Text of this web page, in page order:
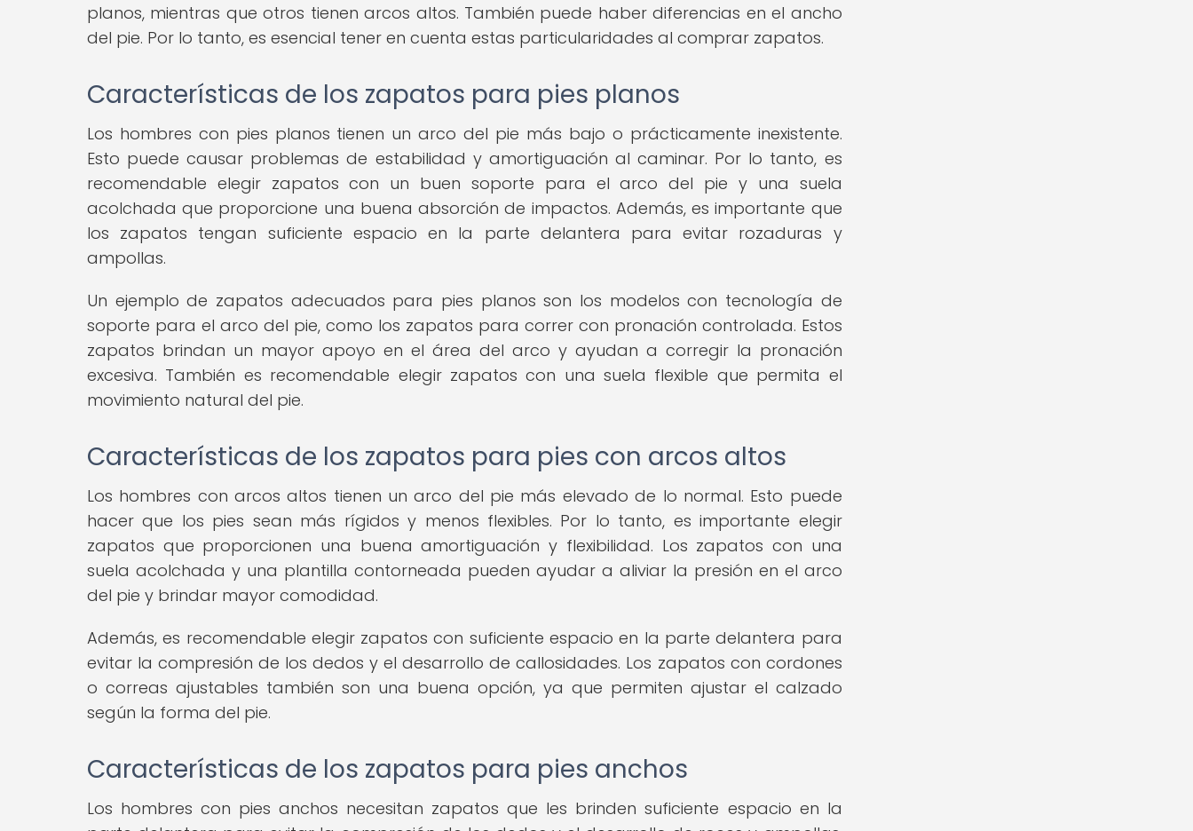
planos, mientras que otros tienen arcos altos. También puede haber diferencias en el ancho
del pie. Por lo tanto, es esencial tener en cuenta estas particularidades al comprar zapatos.
Características de los zapatos para pies planos
Los hombres con pies planos tienen un arco del pie más bajo o prácticamente inexistente.
Esto puede causar problemas de estabilidad y amortiguación al caminar. Por lo tanto, es
recomendable elegir zapatos con un buen soporte para el arco del pie y una suela
acolchada que proporcione una buena absorción de impactos. Además, es importante que
los zapatos tengan suficiente espacio en la parte delantera para evitar rozaduras y
ampollas.
Un ejemplo de zapatos adecuados para pies planos son los modelos con tecnología de
soporte para el arco del pie, como los zapatos para correr con pronación controlada. Estos
zapatos brindan un mayor apoyo en el área del arco y ayudan a corregir la pronación
excesiva. También es recomendable elegir zapatos con una suela flexible que permita el
movimiento natural del pie.
Características de los zapatos para pies con arcos altos
Los hombres con arcos altos tienen un arco del pie más elevado de lo normal. Esto puede
hacer que los pies sean más rígidos y menos flexibles. Por lo tanto, es importante elegir
zapatos que proporcionen una buena amortiguación y flexibilidad. Los zapatos con una
suela acolchada y una plantilla contorneada pueden ayudar a aliviar la presión en el arco
del pie y brindar mayor comodidad.
Además, es recomendable elegir zapatos con suficiente espacio en la parte delantera para
evitar la compresión de los dedos y el desarrollo de callosidades. Los zapatos con cordones
o correas ajustables también son una buena opción, ya que permiten ajustar el calzado
según la forma del pie.
Características de los zapatos para pies anchos
Los hombres con pies anchos necesitan zapatos que les brinden suficiente espacio en la